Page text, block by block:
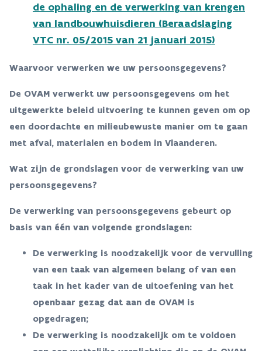
de ophaling en de verwerking van krengen
van landbouwhuisdieren (Beraadslaging
VTC nr. 05/2015 van 21 januari 2015)
Waarvoor verwerken we uw persoonsgegevens?
De OVAM verwerkt uw persoonsgegevens om het
uitgewerkte beleid uitvoering te kunnen geven om op
een doordachte en milieubewuste manier om te gaan
met afval, materialen en bodem in Vlaanderen.
Wat zijn de grondslagen voor de verwerking van uw
persoonsgegevens?
De verwerking van persoonsgegevens gebeurt op
basis van één van volgende grondslagen:
De verwerking is noodzakelijk voor de vervulling
van een taak van algemeen belang of van een
taak in het kader van de uitoefening van het
openbaar gezag dat aan de OVAM is
opgedragen;
De verwerking is noodzakelijk om te voldoen